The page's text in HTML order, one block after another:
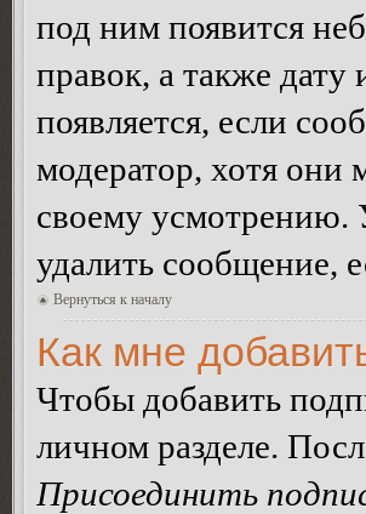
под ним появится
правок, а также
появляется, если
модератор, хотя они
своему усмотрению.
удалить сообщение,
Вернуться к началу
Как мне
Чтобы добавить
личном разделе.
Присоединить